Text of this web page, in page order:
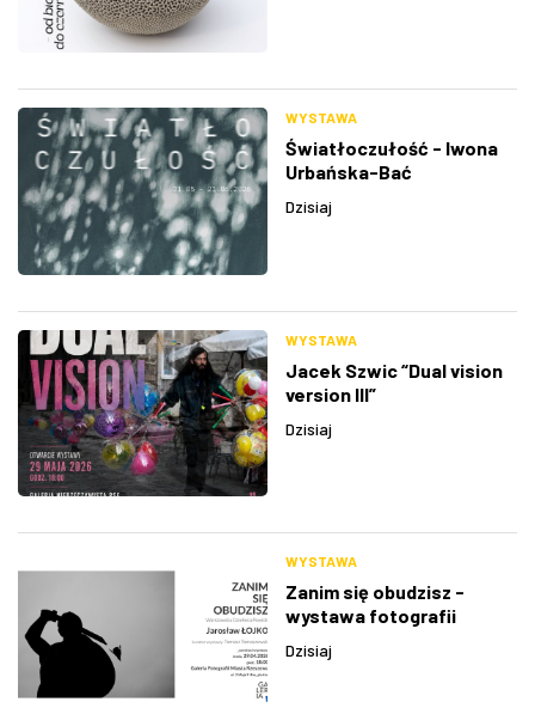
WYSTAWA
Światłoczułość - Iwona
Urbańska-Bać
Dzisiaj
WYSTAWA
Jacek Szwic “Dual vision
version III”
Dzisiaj
WYSTAWA
Zanim się obudzisz -
wystawa fotografii
Dzisiaj